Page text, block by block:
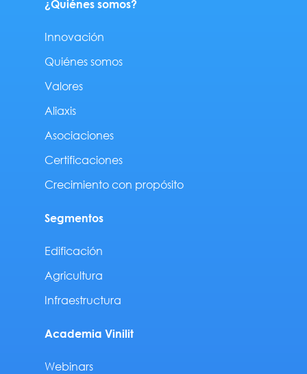
¿Quiénes somos?
Innovación
Quiénes somos
Valores
Aliaxis
Asociaciones
Certificaciones
Crecimiento con propósito
Segmentos
Edificación
Agricultura
Infraestructura
Academia Vinilit
Webinars